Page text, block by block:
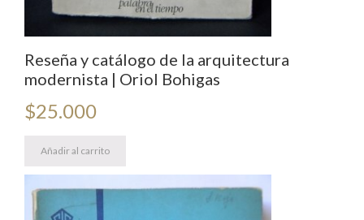
Reseña y catálogo de la arquitectura
modernista | Oriol Bohigas
$25.000
Añadir al carrito